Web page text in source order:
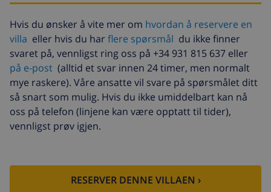
Barnestol
USD 4,19 per dag , betales
ved ankomst
Klimaanlegg
USD 6,70 per dag , betales
ved ankomst
Oppvarming
USD 10,06 per dag ,
betales ved ankomst
Kjæledyr
USD 10,06 , betales ved
ankomst
Ekstra håndklæder
USD 8,80 per person ,
Hvis du ønsker å vite mer om hvordan å reservere en
villa eller hvis du har flere spørsmål du ikke finner
svaret på, vennligst ring oss på +34 931 815 637 eller
på e-post (alltid et svar innen 24 timer, men normalt
mye raskere). Våre ansatte vil svare på spørsmålet ditt
så snart som mulig. Hvis du ikke umiddelbart kan nå
oss på telefon (linjene kan være opptatt til tider),
vennligst prøv igjen.
RESERVER DENNE VILLAEN ›